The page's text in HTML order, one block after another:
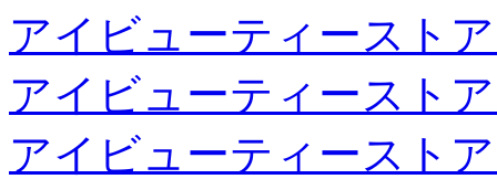
アイビューティースト
アイビューティースト
アイビューティースト